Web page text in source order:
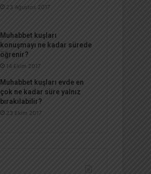
23 Ağustos 2017
Muhabbet kuşları
konuşmayı ne kadar sürede
öğrenir?
14 Ekim 2017
Muhabbet kuşları evde en
çok ne kadar süre yalnız
bırakılabilir?
23 Ekim 2017